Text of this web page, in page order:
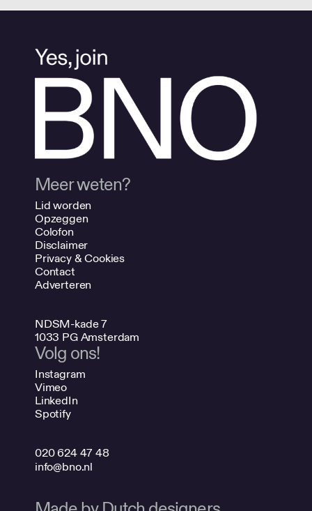
Meer weten?
Lid worden
Opzeggen
Colofon
Disclaimer
Privacy & Cookies
Contact
Adverteren
NDSM-kade 7
1033 PG Amsterdam
Volg ons!
Instagram
Vimeo
LinkedIn
Spotify
020 624 47 48
info@bno.nl